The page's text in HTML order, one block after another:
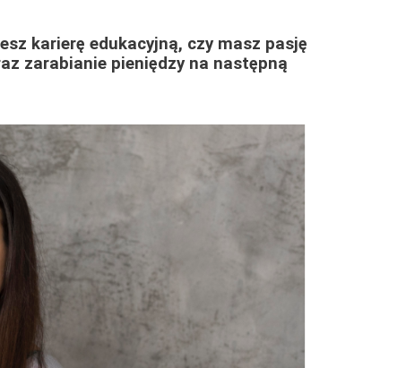
karierę edukacyjną, czy masz pasję
zarabianie pieniędzy na następną